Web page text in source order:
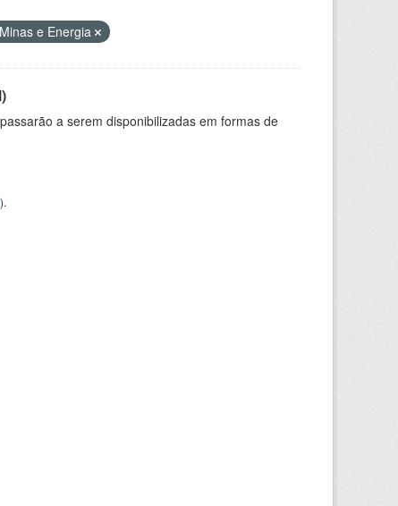
e Energia
a serem disponibilizadas em formas de
).